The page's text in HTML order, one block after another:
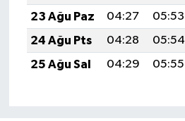
23 Ağu Paz
04:27 05:53
24 Ağu Pts
04:28 05:54
25 Ağu Sal
04:29 05:55